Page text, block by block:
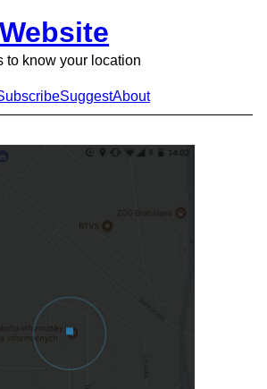
to know your location
SuggestAbout